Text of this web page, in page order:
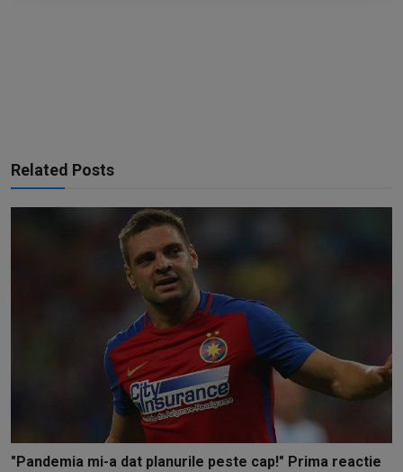
Related Posts
"Pandemia mi-a dat planurile peste cap!" Prima reactie